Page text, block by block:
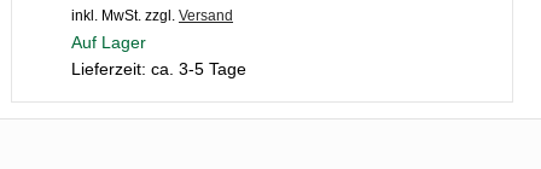
inkl. MwSt. zzgl. Versand
Auf Lager
Lieferzeit: ca. 3-5 Tage